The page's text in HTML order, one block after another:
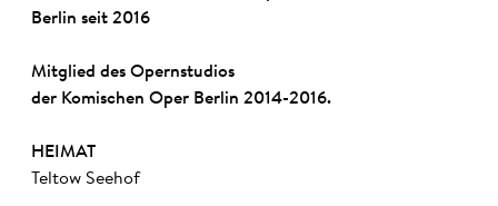
Berlin seit 2016
Mitglied des Opernstudios
der Komischen Oper Berlin 2014-2016.
HEIMAT
Teltow Seehof